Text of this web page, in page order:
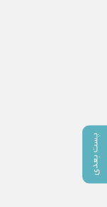
پست بعدی